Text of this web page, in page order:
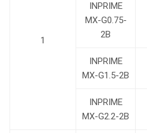
1
INPRIME
MX-G0.75-
2B
INPRIME
MX-G1.5-2B
INPRIME
MX-G2.2-2B